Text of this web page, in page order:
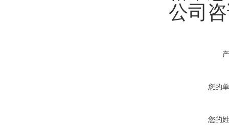
公司
您的
您的